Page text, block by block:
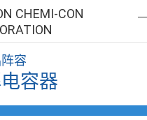
CHEMI-CON
容
容器